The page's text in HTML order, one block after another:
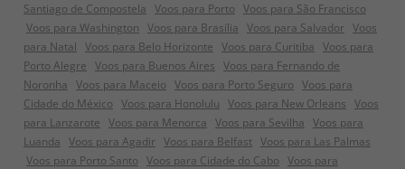
Santiago de Compostela Voos para Porto Voos para São Francisco
Voos para Washington Voos para Brasília Voos para Salvador Voos
para Natal Voos para Belo Horizonte Voos para Curitiba Voos para
Porto Alegre Voos para Buenos Aires Voos para Fernando de
Noronha Voos para Maceio Voos para Porto Seguro Voos para
Cidade do México Voos para Honolulu Voos para New Orleans Voos
para Lanzarote Voos para Menorca Voos para Sevilha Voos para
Luanda Voos para Agadir Voos para Belfast Voos para Las Palmas
Voos para Porto Santo Voos para Cidade do Cabo Voos para